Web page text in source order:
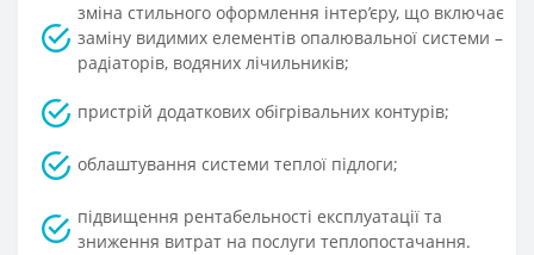
зміна стильного оформлення інтер’єру, що включає
заміну видимих елементів опалювальної системи –
радіаторів, водяних лічильників;
пристрій додаткових обігрівальних контурів;
облаштування системи теплої підлоги;
підвищення рентабельності експлуатації та
зниження витрат на послуги теплопостачання.